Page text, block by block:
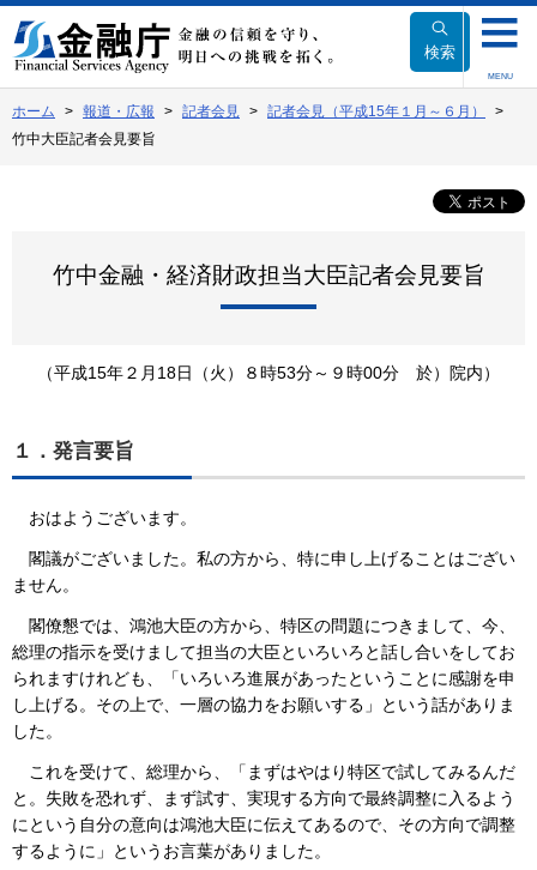
文
へ
動
検索
MENU
ホーム 報道・広報 記者会見
記者会見（平成15年１月～６月）
竹中大臣記者会見要旨
竹中金融・経済財政担当大臣記者会見要旨
（平成15年２月18日（火）８時53分～９時00分 於）院内）
１．発言要旨
おはようございます。
閣議がございました。私の方から、特に申し上げることはござい
ません。
閣僚懇では、鴻池大臣の方から、特区の問題につきまして、今、
総理の指示を受けまして担当の大臣といろいろと話し合いをしてお
られますけれども、「いろいろ進展があったということに感謝を申
し上げる。その上で、一層の協力をお願いする」という話がありま
した。
これを受けて、総理から、「まずはやはり特区で試してみるんだ
と。失敗を恐れず、まず試す、実現する方向で最終調整に入るよう
にという自分の意向は鴻池大臣に伝えてあるので、その方向で調整
するように」というお言葉がありました。